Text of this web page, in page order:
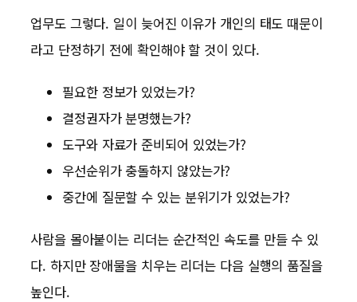
업무도 그렇다. 일이 늦어진 이유가 개인의 태도 때문이
라고 단정하기 전에 확인해야 할 것이 있다.
필요한 정보가 있었는가?
결정권자가 분명했는가?
도구와 자료가 준비되어 있었는가?
우선순위가 충돌하지 않았는가?
중간에 질문할 수 있는 분위기가 있었는가?
사람을 몰아붙이는 리더는 순간적인 속도를 만들 수 있
다. 하지만 장애물을 치우는 리더는 다음 실행의 품질을
높인다.